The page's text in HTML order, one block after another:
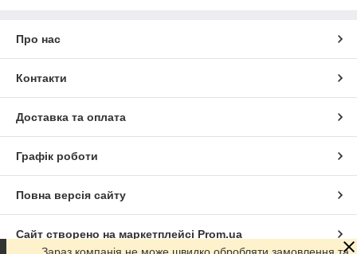
Про нас
Контакти
Доставка та оплата
Графік роботи
Повна версія сайту
Сайт створено на маркетплейсі Prom.ua